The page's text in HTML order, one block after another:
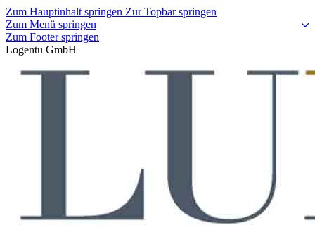
Zum Hauptinhalt springen Zur Topbar springen
Zum Menü springen
Zum Footer springen
Logentu GmbH